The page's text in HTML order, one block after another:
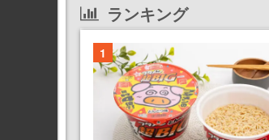
ランキング
1